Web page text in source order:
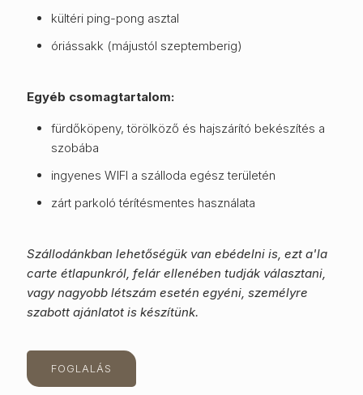
kültéri ping-pong asztal
óriássakk (májustól szeptemberig)
Egyéb csomagtartalom:
fürdőköpeny, törölköző és hajszárító bekészítés a
szobába
ingyenes WIFI a szálloda egész területén
zárt parkoló térítésmentes használata
Szállodánkban lehetőségük van ebédelni is, ezt a'la
carte étlapunkról, felár ellenében tudják választani,
vagy nagyobb létszám esetén egyéni, személyre
szabott ajánlatot is készítünk.
FOGLALÁS